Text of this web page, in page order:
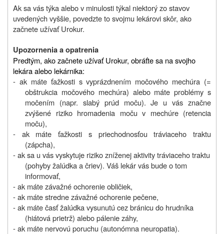
Ak sa vás týka alebo v minulosti týkal niektorý zo stavov
uvedených vyššie, povedzte to svojmu lekárovi skôr, ako
začnete užívať Urokur.
Upozornenia a opatrenia
Predtým, ako začnete užívať Urokur, obráťte sa na svojho
lekára alebo lekárnika:
- ak máte ťažkosti s vyprázdnením močového mechúra (=
obštrukcia močového mechúra) alebo máte problémy s
močením (napr. slabý prúd moču). Je u vás značne
zvýšené riziko hromadenia moču v mechúre (retencia
moču),
- ak máte ťažkosti s priechodnosťou tráviaceho traktu
(zápcha),
- ak sa u vás vyskytuje riziko zníženej aktivity tráviaceho traktu
(pohyby žalúdka a čriev). Váš lekár vás bude o tom
informovať,
- ak máte závažné ochorenie obličiek,
- ak máte stredne závažné ochorenie pečene,
- ak máte časť žalúdka vysunutú cez bránicu do hrudníka
(hiátová prietrž) alebo pálenie záhy,
- ak máte nervovú poruchu (autonómna neuropatia).